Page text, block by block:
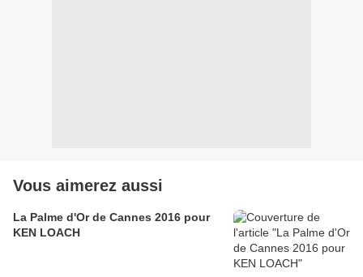
Vous aimerez aussi
La Palme d'Or de Cannes 2016 pour
KEN LOACH